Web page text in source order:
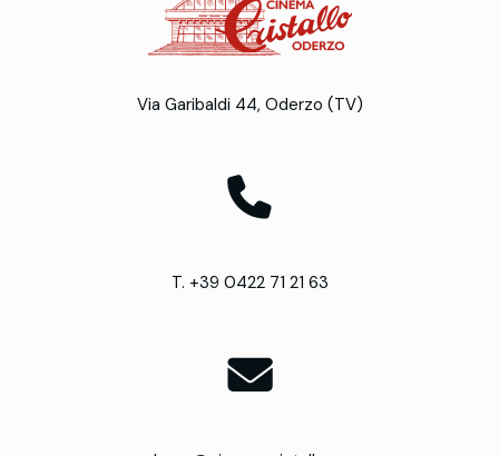
Via Garibaldi 44, Oderzo (TV)
T. +39 0422 71 21 63